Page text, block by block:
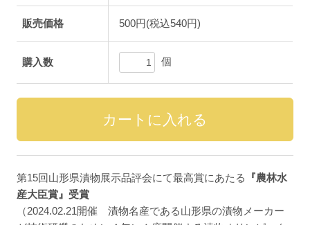
販売価格 500円(税込540円)
購入数 個
第15回山形県漬物展示品評会にて最高賞にあたる
『農林水
産大臣賞』受賞
（2024.02.21開催 漬物名産である山形県の漬物メーカー